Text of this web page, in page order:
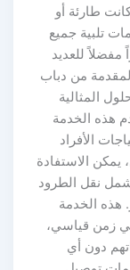
طارئة أو
تلبية جميع
للعديد
من دباب
المثالية
الخدمة
الأفراد
الاستفادة
نقل الطرود
الخدمة
زمن قياسي،
دون أي